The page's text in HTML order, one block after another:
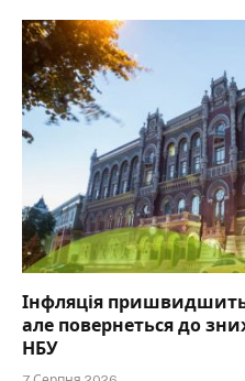
Інфляція
але повернеться до
НБУ